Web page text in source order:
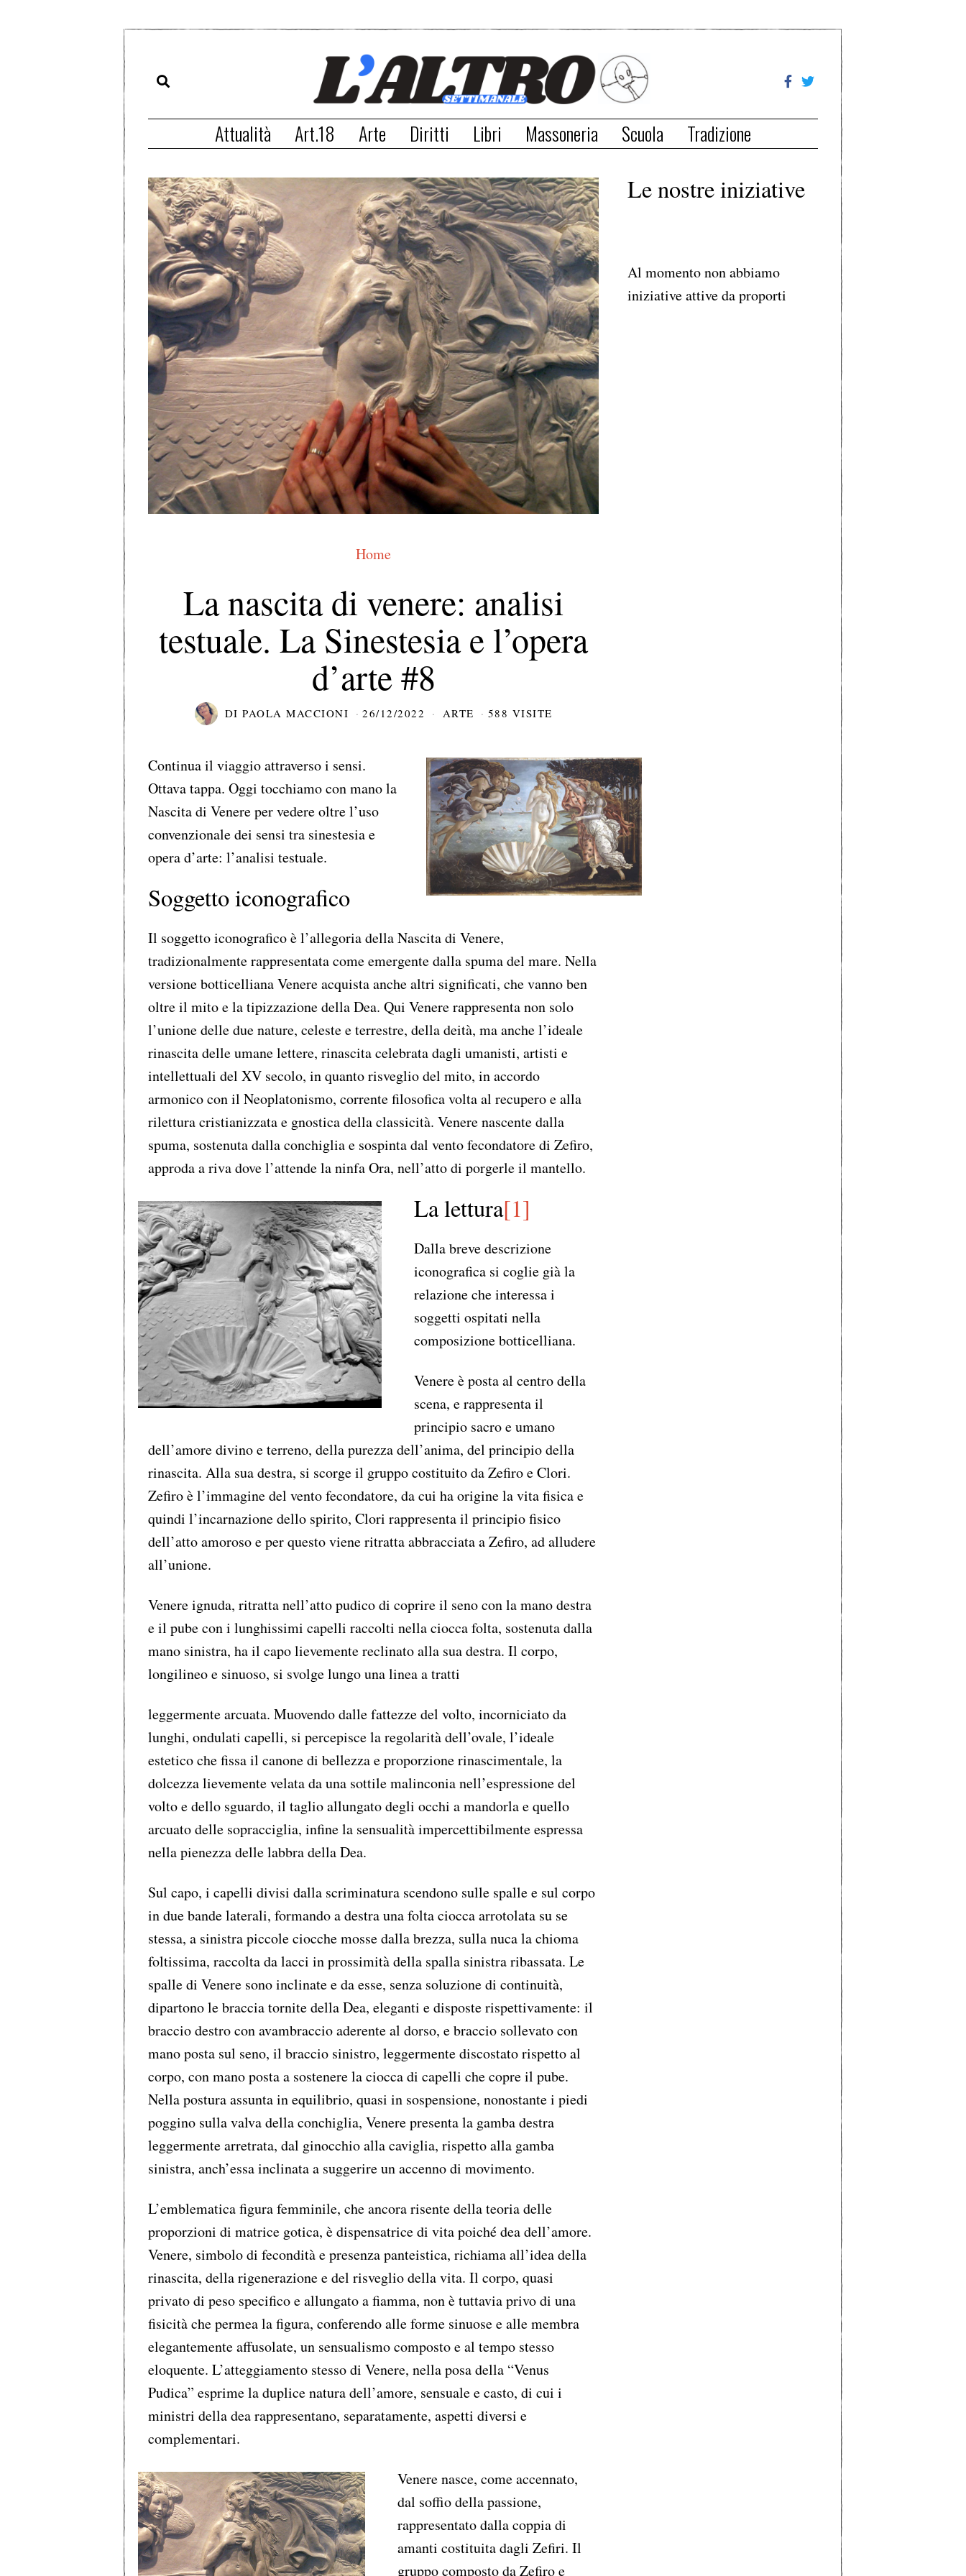
Attualità Art.18 Arte Diritti Libri Massoneria Scuola Tradizione
Home
La nascita di venere: analisi
testuale. La Sinestesia e l’opera
d’arte #8
DI PAOLA MACCIONI 26/12/2022 ARTE 588 VISITE
Continua il viaggio attraverso i sensi.
Ottava tappa. Oggi tocchiamo con mano la
Nascita di Venere per vedere oltre l’uso
convenzionale dei sensi tra sinestesia e
opera d’arte: l’analisi testuale.
Soggetto iconografico
Il soggetto iconografico è l’allegoria della Nascita di Venere,
tradizionalmente rappresentata come emergente dalla spuma del mare. Nella
versione botticelliana Venere acquista anche altri significati, che vanno ben
oltre il mito e la tipizzazione della Dea. Qui Venere rappresenta non solo
l’unione delle due nature, celeste e terrestre, della deità, ma anche l’ideale
rinascita delle umane lettere, rinascita celebrata dagli umanisti, artisti e
intellettuali del XV secolo, in quanto risveglio del mito, in accordo
armonico con il Neoplatonismo, corrente filosofica volta al recupero e alla
rilettura cristianizzata e gnostica della classicità. Venere nascente dalla
spuma, sostenuta dalla conchiglia e sospinta dal vento fecondatore di Zefiro,
approda a riva dove l’attende la ninfa Ora, nell’atto di porgerle il mantello.
La lettura[1]
Dalla breve descrizione
iconografica si coglie già la
relazione che interessa i
soggetti ospitati nella
composizione botticelliana.
Venere è posta al centro della
scena, e rappresenta il
principio sacro e umano
dell’amore divino e terreno, della purezza dell’anima, del principio della
rinascita. Alla sua destra, si scorge il gruppo costituito da Zefiro e Clori.
Zefiro è l’immagine del vento fecondatore, da cui ha origine la vita fisica e
quindi l’incarnazione dello spirito, Clori rappresenta il principio fisico
dell’atto amoroso e per questo viene ritratta abbracciata a Zefiro, ad alludere
all’unione.
Venere ignuda, ritratta nell’atto pudico di coprire il seno con la mano destra
e il pube con i lunghissimi capelli raccolti nella ciocca folta, sostenuta dalla
mano sinistra, ha il capo lievemente reclinato alla sua destra. Il corpo,
longilineo e sinuoso, si svolge lungo una linea a tratti
leggermente arcuata. Muovendo dalle fattezze del volto, incorniciato da
lunghi, ondulati capelli, si percepisce la regolarità dell’ovale, l’ideale
estetico che fissa il canone di bellezza e proporzione rinascimentale, la
dolcezza lievemente velata da una sottile malinconia nell’espressione del
volto e dello sguardo, il taglio allungato degli occhi a mandorla e quello
arcuato delle sopracciglia, infine la sensualità impercettibilmente espressa
nella pienezza delle labbra della Dea.
Sul capo, i capelli divisi dalla scriminatura scendono sulle spalle e sul corpo
in due bande laterali, formando a destra una folta ciocca arrotolata su se
stessa, a sinistra piccole ciocche mosse dalla brezza, sulla nuca la chioma
foltissima, raccolta da lacci in prossimità della spalla sinistra ribassata. Le
spalle di Venere sono inclinate e da esse, senza soluzione di continuità,
dipartono le braccia tornite della Dea, eleganti e disposte rispettivamente: il
braccio destro con avambraccio aderente al dorso, e braccio sollevato con
mano posta sul seno, il braccio sinistro, leggermente discostato rispetto al
corpo, con mano posta a sostenere la ciocca di capelli che copre il pube.
Nella postura assunta in equilibrio, quasi in sospensione, nonostante i piedi
poggino sulla valva della conchiglia, Venere presenta la gamba destra
leggermente arretrata, dal ginocchio alla caviglia, rispetto alla gamba
sinistra, anch’essa inclinata a suggerire un accenno di movimento.
L’emblematica figura femminile, che ancora risente della teoria delle
proporzioni di matrice gotica, è dispensatrice di vita poiché dea dell’amore.
Venere, simbolo di fecondità e presenza panteistica, richiama all’idea della
rinascita, della rigenerazione e del risveglio della vita. Il corpo, quasi
privato di peso specifico e allungato a fiamma, non è tuttavia privo di una
fisicità che permea la figura, conferendo alle forme sinuose e alle membra
elegantemente affusolate, un sensualismo composto e al tempo stesso
eloquente. L’atteggiamento stesso di Venere, nella posa della “Venus
Pudica” esprime la duplice natura dell’amore, sensuale e casto, di cui i
ministri della dea rappresentano, separatamente, aspetti diversi e
complementari.
Venere nasce, come accennato,
dal soffio della passione,
rappresentato dalla coppia di
amanti costituita dagli Zefiri. Il
gruppo composto da Zefiro e
Le nostre iniziative
Al momento non abbiamo
iniziative attive da proporti